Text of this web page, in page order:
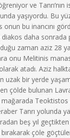
ve Tanrı’nın
yaşıyordu. Bu
onun bu inancını
daha sonrada
zaman aziz 28
onu Melitinis
atadı. Aziz
uzak bir yerde
çölde bulunan
Teoktistos
Tanrı yolunda
beş yıl
bırakarak çöle